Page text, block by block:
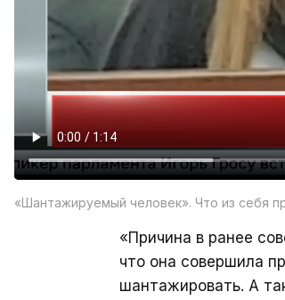
«Шантажируемый человек». Что из себя
«Причина в ранее
что она совершила
шантажировать. А